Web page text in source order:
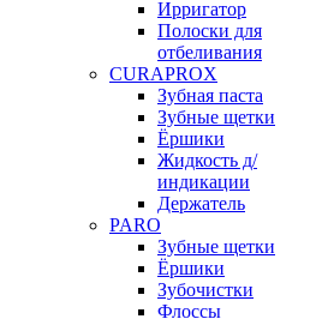
Ирригатор
Полоски для
отбеливания
CURAPROX
Зубная паста
Зубные щетки
Ёршики
Жидкость д/
индикации
Держатель
PARO
Зубные щетки
Ёршики
Зубочистки
Флоссы